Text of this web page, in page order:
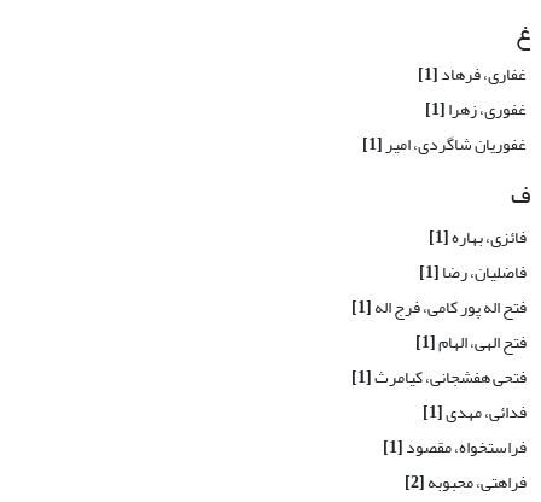
غ
غفاری، فرهاد[1]
غفوری، زهرا[1]
غفوریان شاگردی، امیر[1]
ف
فائزی، بهاره[1]
فاضلیان، رضا[1]
فتح اله پور کامی، فرج اله[1]
فتح الهی، الهام[1]
فتحی هفشجانی، کیامرث[1]
فدائی، مهدی[1]
فراستخواه، مقصود[1]
فراهتی، محبوبه[2]